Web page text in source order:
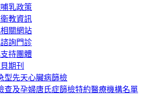
乳政策
教資訊
關網站
詢門診
持團體
期刊
型先天心臟病篩檢
查及孕婦唐氏症篩檢特約醫療機構名單